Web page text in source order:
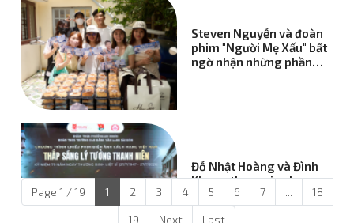
Steven Nguyễn và đoàn
phim "Người Mẹ Xấu" bất
ngờ nhận những phần
Đỗ Nhật Hoàng và Đình
Khang tham gia chương
trình giao lưu điện ảnh
cách mạng cùng "Mưa
Page 1 / 19 1 2 3 4 5 6 7 ... 18
19 Next Last